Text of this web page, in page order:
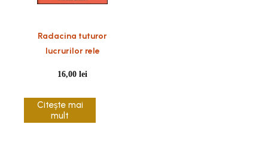
Radacina tuturor
lucrurilor rele
16,00lei
Citește mai
mult